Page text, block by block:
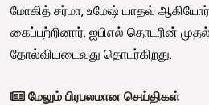
மோகித் சர்மா, உமேஷ் யாதவ்
கைப்பற்றினார். ஐபிஎல் தொடரின்
தோல்வியடைவது தொடர்கிறது.
மேலும் பிரபலமான செய்திகள்